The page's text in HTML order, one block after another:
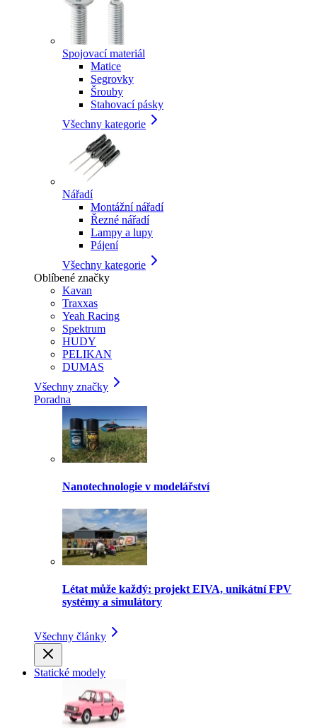
Spojovací materiál
Matice
Segrovky
Šrouby
Stahovací pásky
Všechny kategorie
Nářadí
Montážní nářadí
Řezné nářadí
Lampy a lupy
Pájení
Všechny kategorie
Oblíbené značky
Kavan
Traxxas
Yeah Racing
Spektrum
HUDY
PELIKAN
DUMAS
Všechny značky
Poradna
Nanotechnologie v modelářství
Létat může každý: projekt EIVA, unikátní FPV
systémy a simulátory
Všechny články
Statické modely